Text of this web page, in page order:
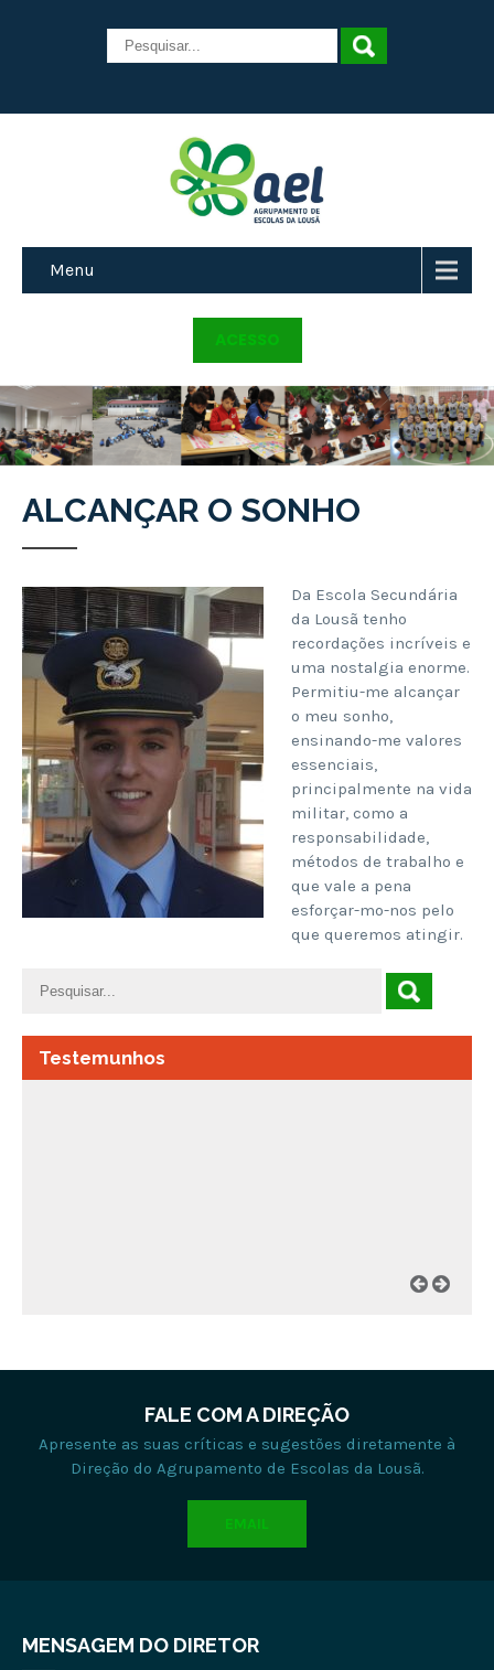
Menu
ACESSO
ALCANÇAR O SONHO
Da Escola Secundária
da Lousã tenho
recordações incríveis e
uma nostalgia enorme.
Permitiu-me alcançar
o meu sonho,
ensinando-me valores
essenciais,
principalmente na vida
militar, como a
responsabilidade,
métodos de trabalho e
que vale a pena
esforçar-mo-nos pelo
que queremos atingir.
Testemunhos
FALE COM A DIREÇÃO
Apresente as suas críticas e sugestões diretamente à
Direção do Agrupamento de Escolas da Lousã.
EMAIL
MENSAGEM DO DIRETOR